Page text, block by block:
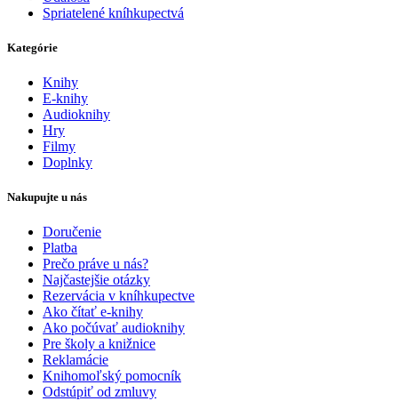
Spriatelené kníhkupectvá
Kategórie
Knihy
E-knihy
Audioknihy
Hry
Filmy
Doplnky
Nakupujte u nás
Doručenie
Platba
Prečo práve u nás?
Najčastejšie otázky
Rezervácia v kníhkupectve
Ako čítať e-knihy
Ako počúvať audioknihy
Pre školy a knižnice
Reklamácie
Knihomoľský pomocník
Odstúpiť od zmluvy